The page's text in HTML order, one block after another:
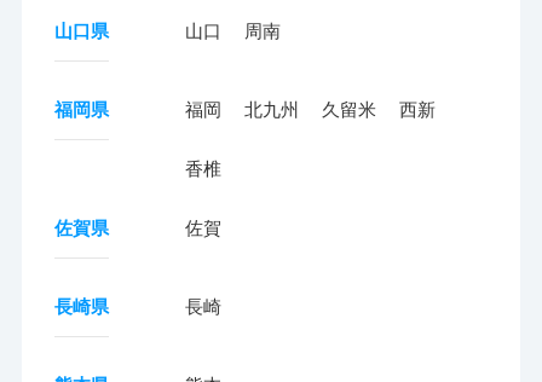
山口県 山口 周南
福岡県 福岡 北九州 久留米 西新
香椎
佐賀県 佐賀
長崎県 長崎